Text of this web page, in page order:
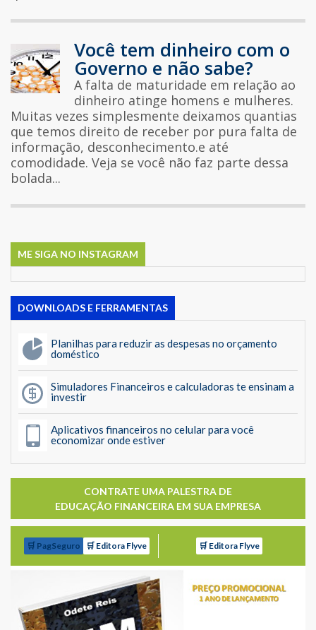
Você tem dinheiro com o
Governo e não sabe?
A falta de maturidade em relação ao
dinheiro atinge homens e mulheres.
Muitas vezes simplesmente deixamos quantias
que temos direito de receber por pura falta de
informação, desconhecimento.e até
comodidade. Veja se você não faz parte dessa
bolada...
ME SIGA NO INSTAGRAM
DOWNLOADS E FERRAMENTAS
Planilhas para reduzir as despesas no orçamento
doméstico
Simuladores Financeiros e calculadoras te ensinam a
investir
Aplicativos financeiros no celular para você
economizar onde estiver
CONTRATE UMA PALESTRA DE
EDUCAÇÃO FINANCEIRA EM SUA EMPRESA
🛒 PagSeguro 🛒 Editora Flyve 🛒 Editora Flyve